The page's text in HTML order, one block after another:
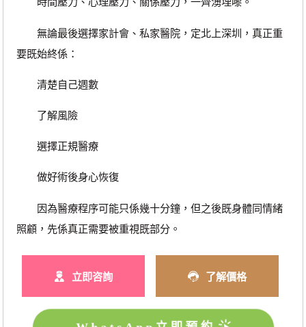
無論最後選擇家計會、私家醫院，定北上深圳，真正重
要既始終係：
清楚自己週數
了解風險
選擇正規醫療
做好術後身心恢復
因為醫療程序可能只係幾十分鐘，但之後既身體同情緒
照顧，先係真正需要被重視既部分。
立即咨詢 了解價格